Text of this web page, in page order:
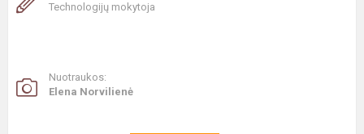
Technologijų mokytoja
Nuotraukos:
Elena Norvilienė